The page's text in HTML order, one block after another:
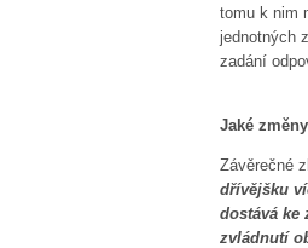
tomu k nim
jednotných
zadání
Jaké
Závěrečné
dřívějšku
dostává ke
zvládnutí